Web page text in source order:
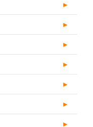
►
►
►
►
►
►
►